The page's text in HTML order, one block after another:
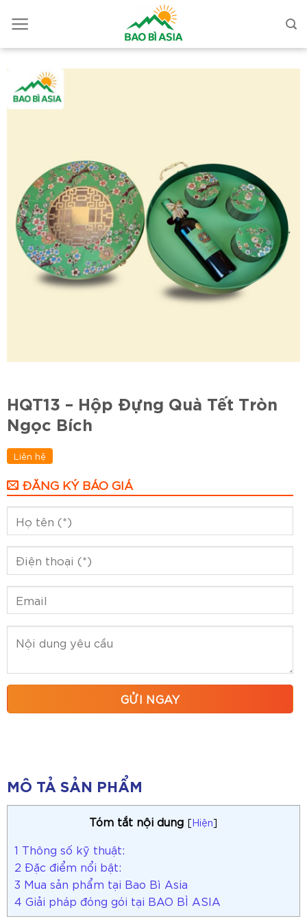
HQT13 – Hộp Đựng Quà Tết Tròn
Ngọc Bích
Liên hệ
ĐĂNG KÝ BÁO GIÁ
MÔ TẢ SẢN PHẨM
Tóm tắt nội dung [Hiện]
1 Thông số kỹ thuật:
2 Đặc điểm nổi bật:
3 Mua sản phẩm tại Bao Bì Asia
4 Giải pháp đóng gói tại BAO BÌ ASIA